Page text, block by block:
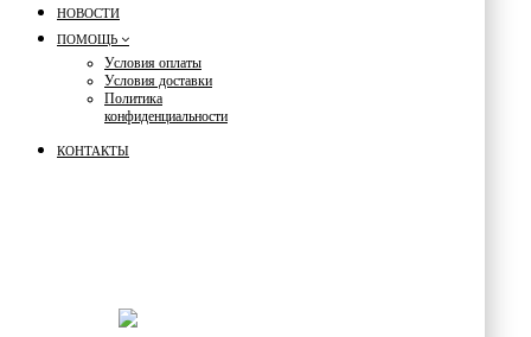
НОВОСТИ
ПОМОЩЬ
Условия оплаты
Условия доставки
Политика
конфиденциальности
КОНТАКТЫ